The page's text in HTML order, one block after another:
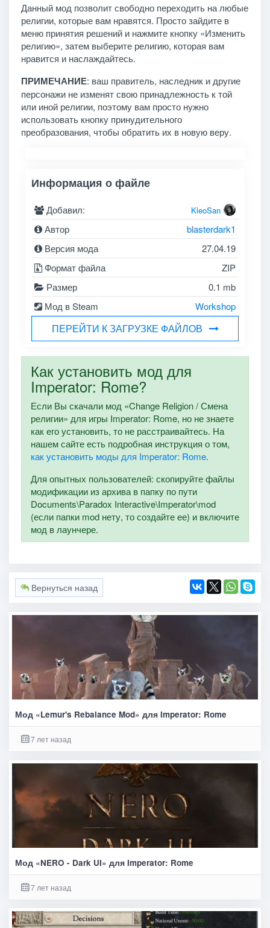
Данный мод позволит свободно переходить на любые
религии, которые вам нравятся. Просто зайдите в
меню принятия решений и нажмите кнопку «Изменить
религию», затем выберите религию, которая вам
нравится и наслаждайтесь.
ПРИМЕЧАНИЕ: ваш правитель, наследник и другие
персонажи не изменят свою принадлежность к той
или иной религии, поэтому вам просто нужно
использовать кнопку принудительного
преобразования, чтобы обратить их в новую веру.
Информация о файле
Добавил: KleoSan
Автор
blasterdark1
Версия мода
27.04.19
Формат файла
ZIP
Размер
0.1 mb
Мод в Steam
Workshop
ПЕРЕЙТИ К ЗАГРУЗКЕ ФАЙЛОВ
Как установить мод для
Imperator: Rome?
Если Вы скачали мод «Change Religion / Смена
религии» для игры Imperator: Rome, но не знаете
как его установить, то не расстраивайтесь. На
нашем сайте есть подробная инструкция о том,
как установить моды для Imperator: Rome.
Для опытных пользователей: скопируйте файлы
модификации из архива в папку по пути
Documents\Paradox Interactive\Imperator\mod
(если папки mod нету, то создайте ее) и включите
мод в лаунчере.
Вернуться назад
Мод «Lemur's Rebalance Mod» для Imperator: Rome
7 лет назад
Мод «NERO - Dark UI» для Imperator: Rome
7 лет назад